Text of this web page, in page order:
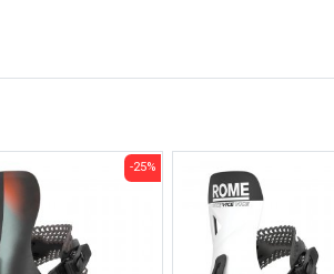
-25%